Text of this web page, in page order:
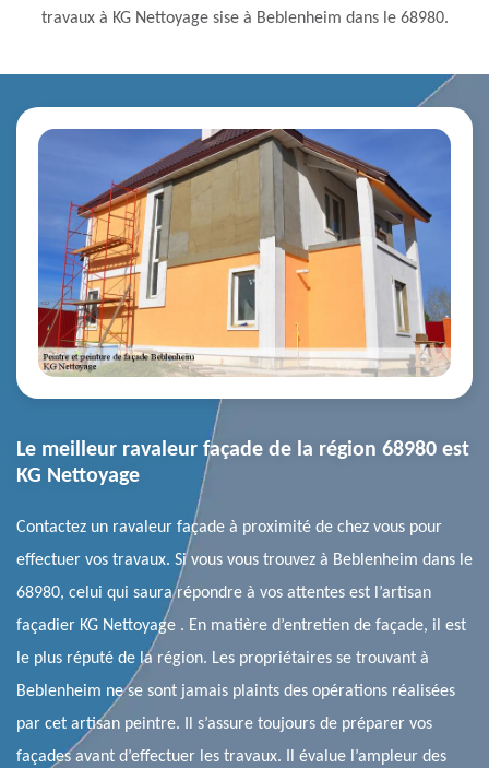
travaux à KG Nettoyage sise à Beblenheim dans le 68980.
Le meilleur ravaleur façade de la région 68980 est
KG Nettoyage
Contactez un ravaleur façade à proximité de chez vous pour
effectuer vos travaux. Si vous vous trouvez à Beblenheim dans le
68980, celui qui saura répondre à vos attentes est l’artisan
façadier KG Nettoyage . En matière d’entretien de façade, il est
le plus réputé de la région. Les propriétaires se trouvant à
Beblenheim ne se sont jamais plaints des opérations réalisées
par cet artisan peintre. Il s’assure toujours de préparer vos
façades avant d’effectuer les travaux. Il évalue l’ampleur des